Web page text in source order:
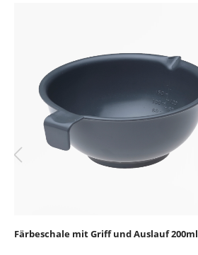
Färbeschale mit Griff und Auslauf 200ml